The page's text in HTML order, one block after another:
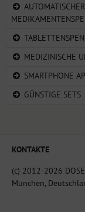
MEDIZINISCHE
SMARTPHONE
GÜNSTIGE SETS
KONTAKTE
(c) 2012-2026
München,